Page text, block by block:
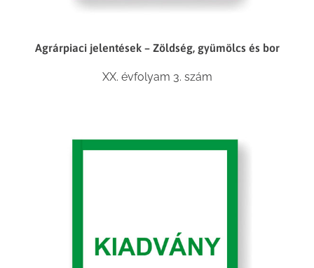
Agrárpiaci jelentések – Zöldség, gyümölcs és bor
XX. évfolyam 3. szám